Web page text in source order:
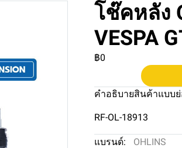
โช๊คหลัง
VESPA
฿0
คำอธิบายสินค้าแบบ
RF-OL-18913
แบรนด์:
OHLINS